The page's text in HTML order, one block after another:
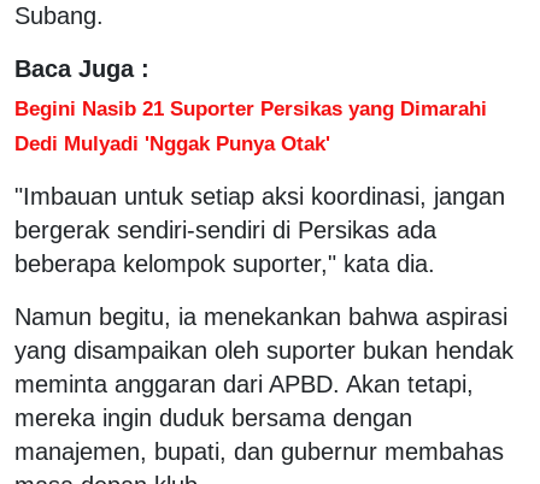
Subang.
Baca Juga :
Begini Nasib 21 Suporter Persikas yang Dimarahi
Dedi Mulyadi 'Nggak Punya Otak'
"Imbauan untuk setiap aksi koordinasi, jangan
bergerak sendiri-sendiri di Persikas ada
beberapa kelompok suporter," kata dia.
Namun begitu, ia menekankan bahwa aspirasi
yang disampaikan oleh suporter bukan hendak
meminta anggaran dari APBD. Akan tetapi,
mereka ingin duduk bersama dengan
manajemen, bupati, dan gubernur membahas